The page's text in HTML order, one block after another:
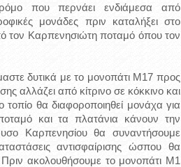
που περνάει ενδιάμεσα από
μονάδες πριν καταλήξει στο
τον Καρπενησιώτη ποταμό όπου τον
δυτικά με το μονοπάτι Μ17 προς
αλλάζει από κίτρινο σε κόκκινο και
θα διαφοροποιηθεί μονάχα για
και τα πλατάνια κάνουν την
Καρπενησίου θα συναντήσουμε
αντισφαίρισης ώσπου θα
ακολουθήσουμε το μονοπάτι Μ1